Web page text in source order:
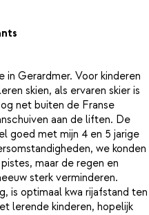
in Gerardmer. Voor kinderen
skien, als ervaren skier is
net buiten de Franse
aan de liften. De
goed met mijn 4 en 5 jarige
we konden
maar de regen en
sterk verminderen.
is optimaal kwa rijafstand ten
lerende kinderen, hopelijk